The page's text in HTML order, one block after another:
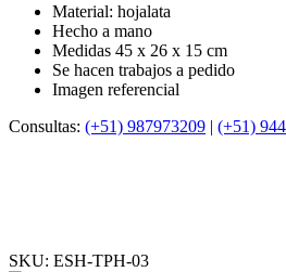
Material: hojalata
Hecho a mano
Medidas 45 x 26 x 15 cm
Se hacen trabajos a pedido
Imagen referencial
Consultas: (+51) 987973209 | (+51)
SKU: ESH-TPH-03